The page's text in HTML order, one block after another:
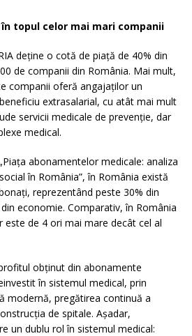
în topul celor mai mari companii
deține o cotă de piață de 40% din
de companii din România. Mai mult,
companii oferă angajaților un
extrasalarial, cu atât mai mult
servicii medicale de prevenție, dar
medical.
abonamentelor medicale: analiza
în România”, în România există
reprezentând peste 30% din
economie. Comparativ, în România
de 4 ori mai mare decât cel al
obţinut din abonamente
în sistemul medical, prin
modernă, pregătirea continuă a
de spitale. Așadar,
un dublu rol în sistemul medical: